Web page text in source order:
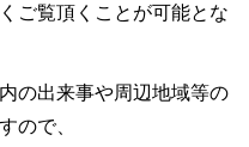
ご覧頂くことが可能とな
の出来事や周辺地域等の
ので、